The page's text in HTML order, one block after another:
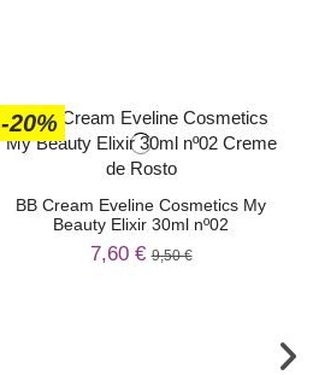
-20%
BB Cream Eveline Cosmetics My
Beauty Elixir 30ml nº02
7,60 €9,50 €